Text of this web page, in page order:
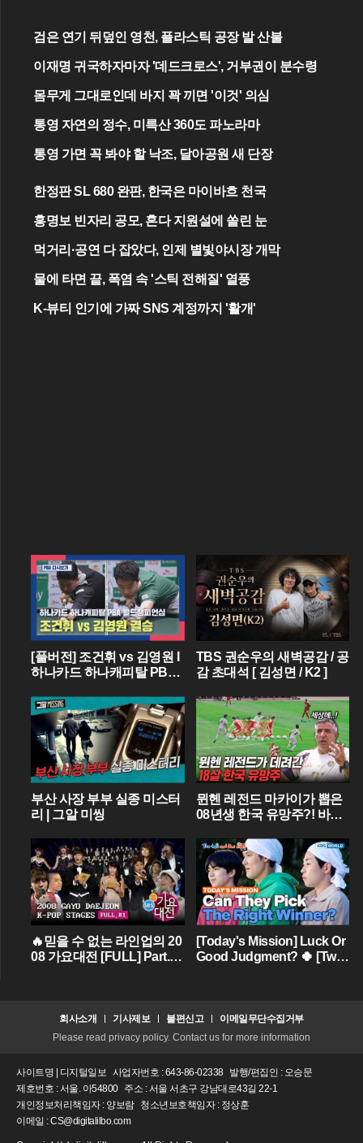
검은 연기 뒤덮인 영천, 플라스틱 공장 발 산불
이재명 귀국하자마자 '데드크로스', 거부권이 분수령
몸무게 그대로인데 바지 꽉 끼면 '이것' 의심
통영 자연의 정수, 미륵산 360도 파노라마
통영 가면 꼭 봐야 할 낙조, 달아공원 새 단장
한정판 SL 680 완판, 한국은 마이바흐 천국
홍명보 빈자리 공모, 혼다 지원설에 쏠린 눈
먹거리·공연 다 잡았다, 인제 별빛야시장 개막
물에 타면 끝, 폭염 속 '스틱 전해질' 열풍
K-뷰티 인기에 가짜 SNS 계정까지 '활개'
[풀버전] 조건휘 vs 김영원 I
하나카드 하나캐피탈 PBA
3.15 방송
TBS 권순우의 새벽공감 / 공
감 초대석 [ 김성면 / K2 ]
부산 사장 부부 실종 미스터
리 | 그알 미씽
뮌헨 레전드 마카이가 뽑은
08년생 한국 유망주?! 바이
4명이라니...
🔥믿을 수 없는 라인업의 20
08 가요대전 [FULL] Part.01
[Today's Mission] Luck Or
Good Judgment? 🍀 [Two
회사소개 기사제보 불편신고
이메일무단수집거부
Please read privacy policy. Contact us for more information
사이트명 | 디지털일보 사업자번호 : 643-86-02338
발행/편집인 : 오승문
제호번호 : 서울. 아54800
주소 : 서울 서초구 강남대로43길 22-1
개인정보처리책임자 : 양보람
청소년보호책임자 : 정상훈
이메일 : CS@digitalilbo.com